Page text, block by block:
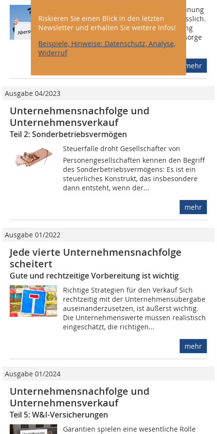
Riskieren Sie einen Blick in den letzten
Newsletter und erhalten Sie weitere Infos!
Beispiele, Hinweise: Datenschutz, Analyse,
Widerruf
Vor einer Nachfolge- oder Verkaufsplanung
ist eine Unternehmensanalyse unerlässlich.
Dazu gehört auch eine Risikobewertung
bezüglich der betrieblichen Altersvorsorge
unter Berücksichtigung aller...
mehr
Ausgabe 04/2023
Unternehmensnachfolge und
Unternehmensverkauf
Teil 2: Sonderbetriebsvermögen
Steuerfalle droht Gesellschafter von
Personengesellschaften kennen den Begriff
des Sonderbetriebsvermögens: Es ist ein
steuerliches Konstrukt, das insbesondere
dann entsteht, wenn der...
mehr
Ausgabe 01/2022
Jede vierte Unternehmensnachfolge
scheitert
Gute und rechtzeitige Vorbereitung ist wichtig
Richtige Strategien für den Verkauf Sich
rechtzeitig mit der Unternehmensübergabe
auseinanderzusetzen, ist äußerst wichtig.
Die Unternehmenswerte müssen realistisch
eingeschätzt, die richtigen...
mehr
Ausgabe 01/2024
Unternehmensnachfolge und
Unternehmensverkauf
Teil 5: W&I-Versicherungen
Garantien spielen eine wesentliche Rolle